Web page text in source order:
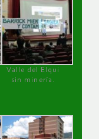
Valle del Elqui
sin minería.